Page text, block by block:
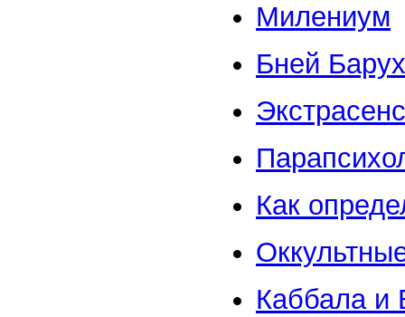
Милениум
Бней
Как
Каббала и